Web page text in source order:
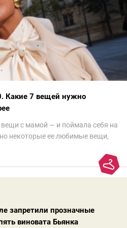
Какие 7 вещей нужно
с мамой — и поймала себя на
некоторые ее любимые вещи,
том, что сама мода сделала шаг
запретили прозначные
виновата Бьянка